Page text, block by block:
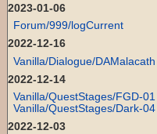
2023-01-06
Forum/999/logCurrent
2022-12-16
Vanilla/Dialogue/DAMalacath
2022-12-14
Vanilla/QuestStages/FGD-01
Vanilla/QuestStages/Dark-04
2022-12-03